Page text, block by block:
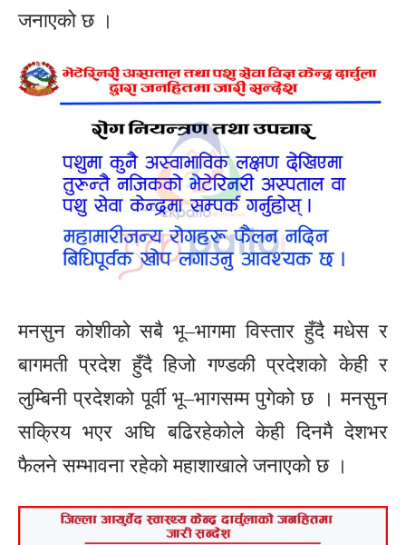
जनाएको छ ।
मनसुन कोशीको सबै भू–भागमा विस्तार हुँदै मधेस र
बागमती प्रदेश हुँदै हिजो गण्डकी प्रदेशको केही र
लुम्बिनी प्रदेशको पूर्वी भू–भागसम्म पुगेको छ । मनसुन
सक्रिय भएर अघि बढिरहेकोले केही दिनमै देशभर
फैलने सम्भावना रहेको महाशाखाले जनाएको छ ।